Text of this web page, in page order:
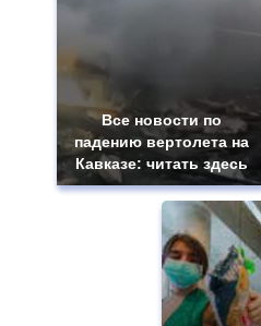
Все новости по
падению вертолета на
Кавказе: читать здесь